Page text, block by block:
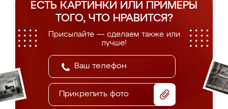
ЕСТЬ КАРТИНКИ ИЛИ ПРИМЕРЫ
ТОГО, ЧТО НРАВИТСЯ?
Присылайте — сделаем также или
лучше!
Прикрепить фото